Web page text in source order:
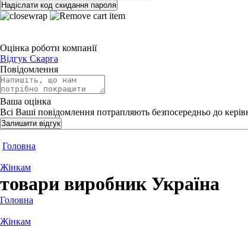
Надіслати код скидання пароля
Оцінка роботи компанії
Відгук Скарга
Повідомлення
Ваша оцінка
Всі Ваші повідомлення потрапляють безпосередньо до
Залишити відгук
Головна
Жінкам
товари виробник Україна
Головна
Жінкам